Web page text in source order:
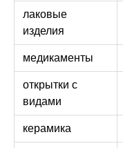
лаковые
изделия
медикаменты
открытки с
видами
керамика